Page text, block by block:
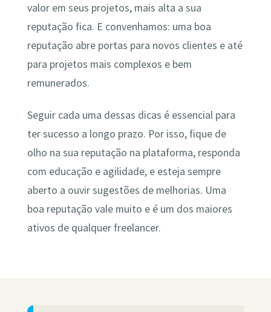
valor em seus projetos, mais alta a sua
reputação fica. E convenhamos: uma boa
reputação abre portas para novos clientes e até
para projetos mais complexos e bem
remunerados.
Seguir cada uma dessas dicas é essencial para
ter sucesso a longo prazo. Por isso, fique de
olho na sua reputação na plataforma, responda
com educação e agilidade, e esteja sempre
aberto a ouvir sugestões de melhorias. Uma
boa reputação vale muito e é um dos maiores
ativos de qualquer freelancer.